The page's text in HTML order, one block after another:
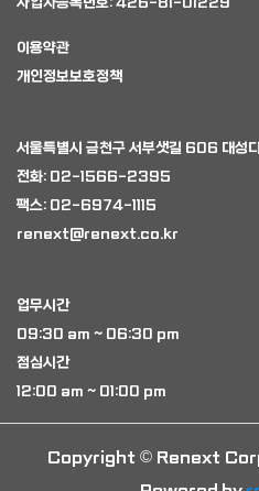
이용약관
개인정보보호정책
서울특별시 금천구 서부샛길 606 대성
전화: 02-1566-2395
팩스: 02-6974-1115
renext@renext.co.kr
업무시간
09:30 am ~ 06:30 pm
점심시간
12:00 am ~ 01:00 pm
Copyright © Renext